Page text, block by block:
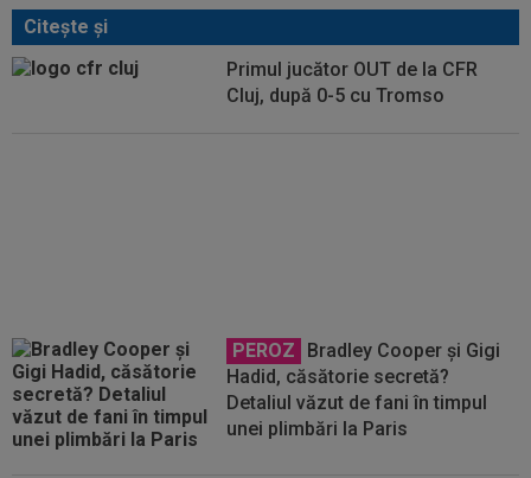
Citeşte şi
Primul jucător OUT de la CFR
Cluj, după 0-5 cu Tromso
PEROZ
Bradley Cooper și Gigi
Hadid, căsătorie secretă?
Detaliul văzut de fani în timpul
unei plimbări la Paris